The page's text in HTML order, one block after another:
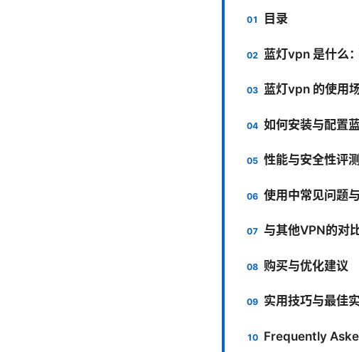
目录
蓝灯vpn 是什么
蓝灯vpn 的使用
如何安装与配置
性能与安全性评测
使用中常见问题
与其他VPN的对
购买与优化建议
实用技巧与最佳
Frequently